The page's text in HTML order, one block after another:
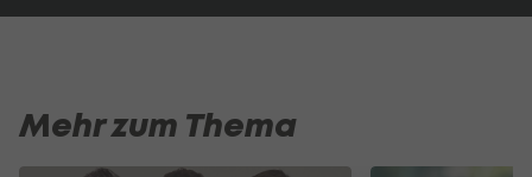
Mehr zum Thema